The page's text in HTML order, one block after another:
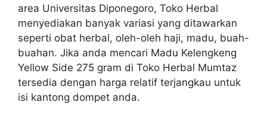
area Universitas Diponegoro, Toko Herbal
menyediakan banyak variasi yang ditawarkan
seperti obat herbal, oleh-oleh haji, madu, buah-
buahan. Jika anda mencari Madu Kelengkeng
Yellow Side 275 gram di Toko Herbal Mumtaz
tersedia dengan harga relatif terjangkau untuk
isi kantong dompet anda.